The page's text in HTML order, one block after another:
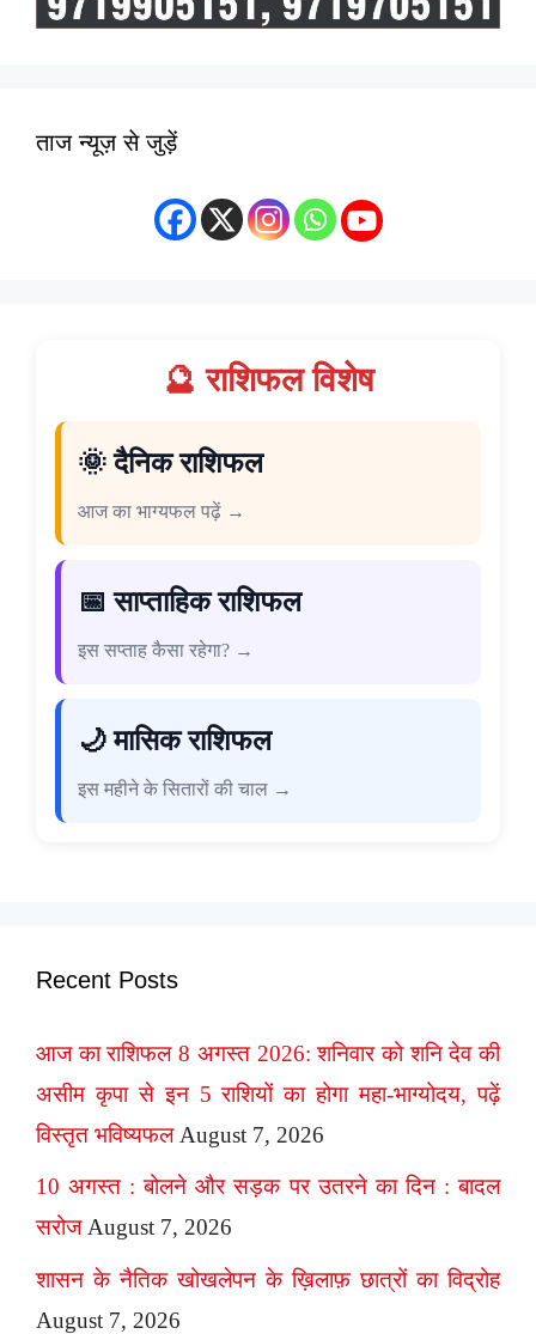
ताज न्यूज़ से जुड़ें
🔮 राशिफल विशेष
🌞 दैनिक राशिफल
आज का भाग्यफल पढ़ें →
📅 साप्ताहिक राशिफल
इस सप्ताह कैसा रहेगा? →
🌙 मासिक राशिफल
इस महीने के सितारों की चाल →
Recent Posts
आज का राशिफल 8 अगस्त 2026: शनिवार को शनि देव की
असीम कृपा से इन 5 राशियों का होगा महा-भाग्योदय, पढ़ें
विस्तृत भविष्यफल August 7, 2026
10 अगस्त : बोलने और सड़क पर उतरने का दिन : बादल
सरोज August 7, 2026
शासन के नैतिक खोखलेपन के ख़िलाफ़ छात्रों का विद्रोह
August 7, 2026